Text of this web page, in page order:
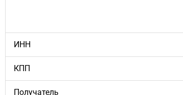
ИНН
КПП
Получатель